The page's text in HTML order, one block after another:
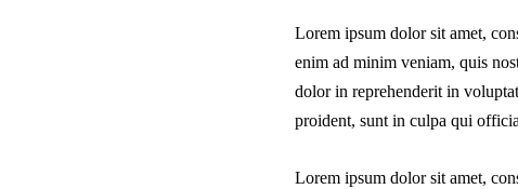
Lorem ipsum dolor sit amet,
enim ad minim veniam, quis
dolor in reprehenderit in
proident, sunt in culpa qui
Lorem ipsum dolor sit amet,